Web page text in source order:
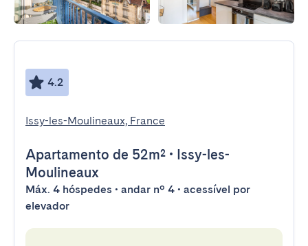
4.2
Issy-les-Moulineaux, France
Apartamento de 52m² • Issy-les-
Moulineaux
Máx. 4 hóspedes • andar nº 4 • acessível por
elevador